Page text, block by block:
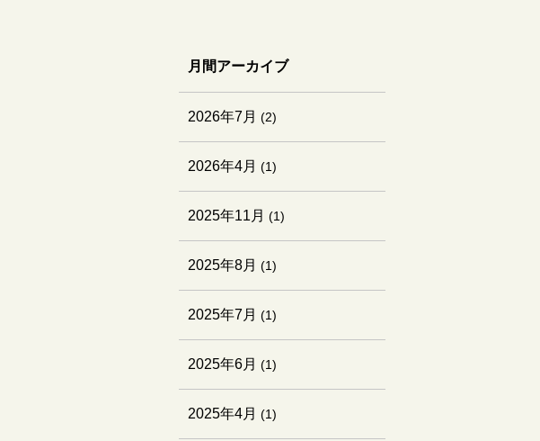
月間アーカイブ
2026年7月 (2)
2026年4月 (1)
2025年11月 (1)
2025年8月 (1)
2025年7月 (1)
2025年6月 (1)
2025年4月 (1)